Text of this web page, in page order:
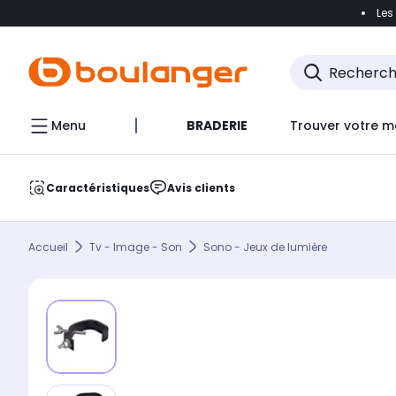
Accéder
Menu BRADERIE Trouver votre
Caractéristiques Avis clients
Accueil Tv - Image - Son Sono - Jeux de lumière